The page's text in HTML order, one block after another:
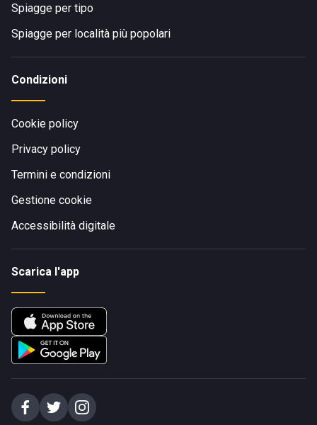
Spiagge per tipo
Spiagge per località più popolari
Condizioni
Cookie policy
Privacy policy
Termini e condizioni
Gestione cookie
Accessibilità digitale
Scarica l'app